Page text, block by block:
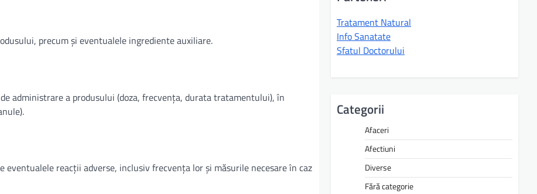
precum și eventualele ingrediente auxiliare.
administrare a produsului (doza, frecvența, durata tratamentului), în
reacții adverse, inclusiv frecvența lor și măsurile necesare în caz
Tratament Natural
Info Sanatate
Sfatul Doctorului
Categorii
Afaceri
Afectiuni
Diverse
Fără categorie